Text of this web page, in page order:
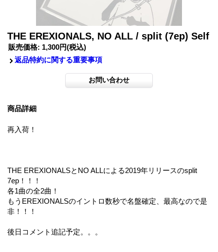
THE EREXIONALS, NO ALL / split (7ep) Self
販売価格: 1,300円(税込)
返品特約に関する重要事項
商品詳細
再入荷！
THE EREXIONALSとNO ALLによる2019年リリースのsplit
7ep！！！
各1曲の全2曲！
もうEREXIONALSのイントロ数秒で名盤確定、最高なので是
非！！！
後日コメント追記予定。。。